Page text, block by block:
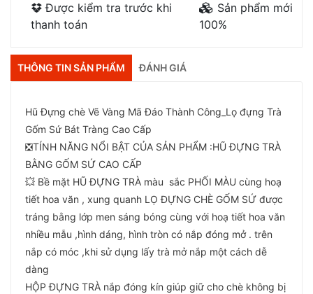
Được kiểm tra trước khi
thanh toán
Sản phẩm mới
100%
THÔNG TIN SẢN PHẨM ĐÁNH GIÁ
Hũ Đựng chè Vẽ Vàng Mã Đáo Thành Công_Lọ đựng Trà
Gốm Sứ Bát Tràng Cao Cấp
❎TÍNH NĂNG NỔI BẬT CỦA SẢN PHẨM :HŨ ĐỰNG TRÀ
BẰNG GỐM SỨ CAO CẤP
💥 Bề mặt HŨ ĐỰNG TRÀ màu sắc PHỐI MÀU cùng hoạ
tiết hoa văn , xung quanh LỌ ĐỰNG CHÈ GỐM SỨ được
tráng bằng lớp men sáng bóng cùng với hoạ tiết hoa văn
nhiều mẫu ,hình dáng, hình tròn có nắp đóng mở . trên
nắp có móc ,khi sử dụng lấy trà mở nắp một cách dễ
dàng
HỘP ĐỰNG TRÀ nắp đóng kín giúp giữ cho chè không bị